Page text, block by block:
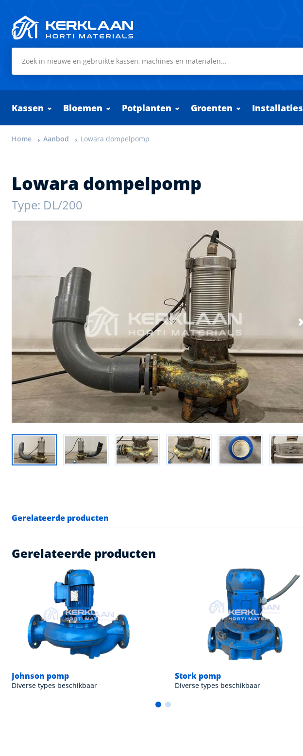
Kassen Bloemen Potplanten Groenten Installaties
Home Aanbod Lowara dompelpomp
Lowara dompelpomp
Type: DL/200
Gerelateerde producten
Gerelateerde producten
Johnson pomp
Diverse types beschikbaar
Stork pomp
Diverse types beschikbaar